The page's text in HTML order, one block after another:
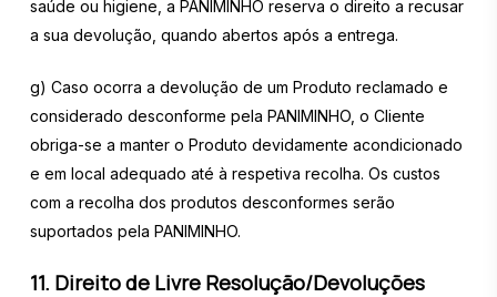
saúde ou higiene, a PANIMINHO reserva o direito a recusar
a sua devolução, quando abertos após a entrega.
g) Caso ocorra a devolução de um Produto reclamado e
considerado desconforme pela PANIMINHO, o Cliente
obriga-se a manter o Produto devidamente acondicionado
e em local adequado até à respetiva recolha. Os custos
com a recolha dos produtos desconformes serão
suportados pela PANIMINHO.
11. Direito de Livre Resolução/Devoluções